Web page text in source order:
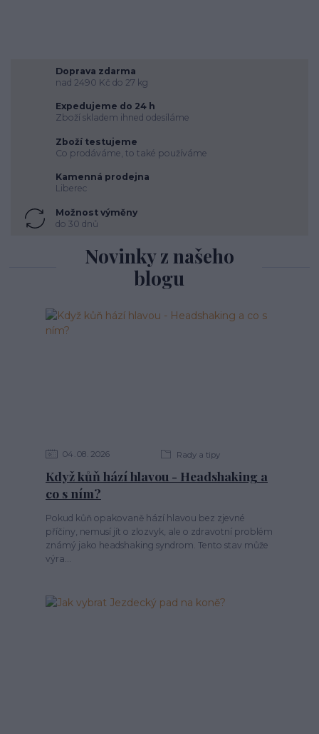
Doprava zdarma
nad 2490 Kč do 27 kg
Expedujeme do 24 h
Zboží skladem ihned odesíláme
Zboží testujeme
Co prodáváme, to také používáme
Kamenná prodejna
Liberec
Možnost výměny
do 30 dnů
Novinky z našeho
blogu
04 08 2026 Rady a tipy
Když kůň hází hlavou - Headshaking a
co s ním?
Pokud kůň opakovaně hází hlavou bez zjevné
příčiny, nemusí jít o zlozvyk, ale o zdravotní problém
známý jako headshaking syndrom. Tento stav může
výra...